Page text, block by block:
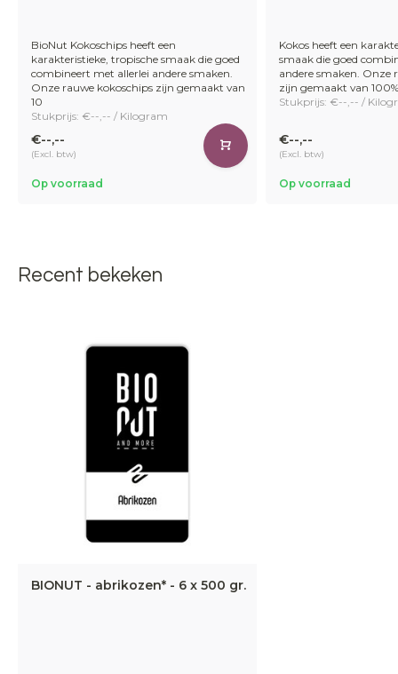
BioNut Kokoschips heeft een
karakteristieke, tropische smaak die goed
combineert met allerlei andere smaken.
Onze rauwe kokoschips zijn gemaakt van
10
Stukprijs: €--,-- / Kilogram
€--,--
(Excl. btw)
Op voorraad
Kokos heeft een
smaak die goed
andere smaken. Onze
zijn gemaakt van
Stukprijs: €--,-- /
€--,--
(Excl. btw)
Op voorraad
Recent bekeken
BIONUT - abrikozen* - 6 x 500 gr.